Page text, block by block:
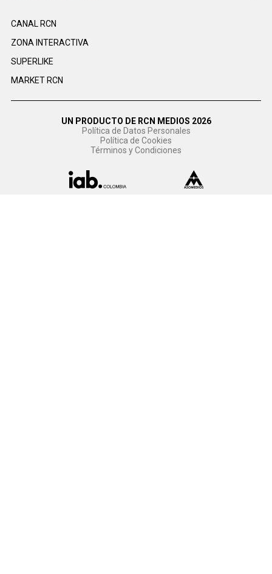
CANAL RCN
ZONA INTERACTIVA
SUPERLIKE
MARKET RCN
UN PRODUCTO DE RCN MEDIOS 2026
Política de Datos Personales
Política de Cookies
Términos y Condiciones